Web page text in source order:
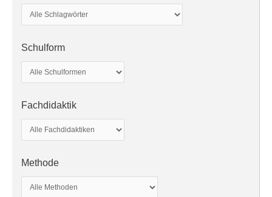
Schulform
Fachdidaktik
Methode